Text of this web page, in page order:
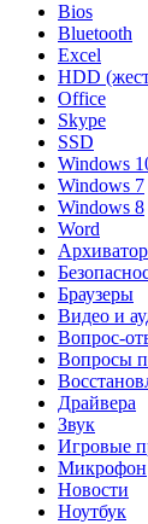
Bios
Bluetooth
Excel
HDD
Office
Skype
SSD
Windows
Windows 7
Windows 8
Word
Браузеры
Видео и
Вопрос-
Вопросы
Драйвера
Звук
Игровые
Микрофон
Новости
Ноутбук